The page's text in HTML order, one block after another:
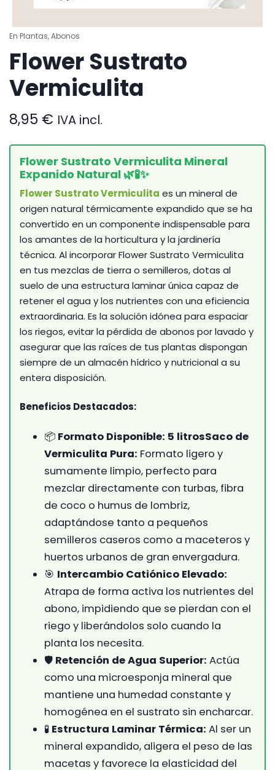
En Plantas,Abonos
Flower Sustrato
Vermiculita
8,95 € IVA incl.
Flower Sustrato Vermiculita Mineral
Expanido Natural 🌿🧪✨
Flower Sustrato Vermiculita es un mineral de
origen natural térmicamente expandido que se ha
convertido en un componente indispensable para
los amantes de la horticultura y la jardinería
técnica. Al incorporar Flower Sustrato Vermiculita
en tus mezclas de tierra o semilleros, dotas al
suelo de una estructura laminar única capaz de
retener el agua y los nutrientes con una eficiencia
extraordinaria. Es la solución idónea para espaciar
los riegos, evitar la pérdida de abonos por lavado y
asegurar que las raíces de tus plantas dispongan
siempre de un almacén hídrico y nutricional a su
entera disposición.
Beneficios Destacados:
📦 Formato Disponible: 5 litrosSaco de
Vermiculita Pura: Formato ligero y
sumamente limpio, perfecto para
mezclar directamente con turbas, fibra
de coco o humus de lombriz,
adaptándose tanto a pequeños
semilleros caseros como a maceteros y
huertos urbanos de gran envergadura.
🎯 Intercambio Catiónico Elevado:
Atrapa de forma activa los nutrientes del
abono, impidiendo que se pierdan con el
riego y liberándolos solo cuando la
planta los necesita.
🛡️ Retención de Agua Superior: Actúa
como una microesponja mineral que
mantiene una humedad constante y
homogénea en el sustrato sin encharcar.
🧪 Estructura Laminar Térmica: Al ser un
mineral expandido, aligera el peso de las
macetas y favorece la elasticidad del